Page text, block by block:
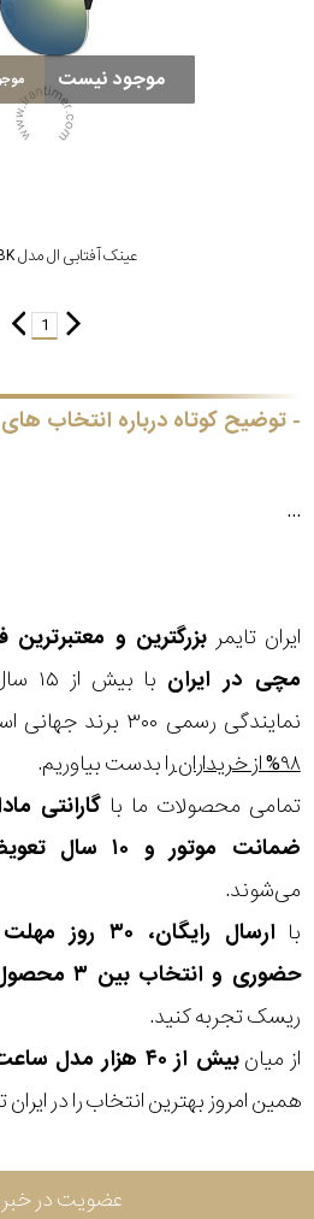
موجود نیست
عینک آفتابی ال مدل EL14886/BK
1
توضیح کوتاه درباره انتخاب
...
ایران تایمر بزرگترین و معتبرترین
مچی در ایران
با
نمایندگی رسمی ۳۰۰ برند جهانی است و توانسته ایم
۹۸% از خریداران
را بدست بیاوریم.
تمامی محصولات ما با
ضمانت موتور و ۱۰ سال تعویض رایگان باتری
می‌شوند.
با
ارسال
حضوری و انتخاب بین ۳ محصول
ریسک تجربه کنید.
از میانبیش از ۴۰ هزار مدل ساعت و اکسسوری اورجینال
همین امروز بهترین انتخاب را در ایران
عضویت در